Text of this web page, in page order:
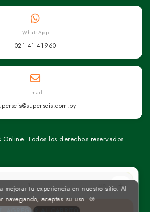
un
WhatsApp
021 41 41960
Email
Todos los derechos reservados.
mejorar tu experiencia en nuestro sitio. Al
navegando, aceptas su uso. 🍪